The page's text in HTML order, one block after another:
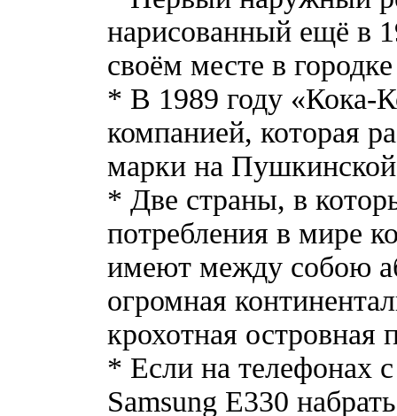
нарисованный ещё в
своём месте в
* В 1989 году «Кока-
компанией, которая
марки на
* Две страны, в
потребления в мире
имеют между собою
огромная
крохотная островная
* Если на телефонах
Samsung E330